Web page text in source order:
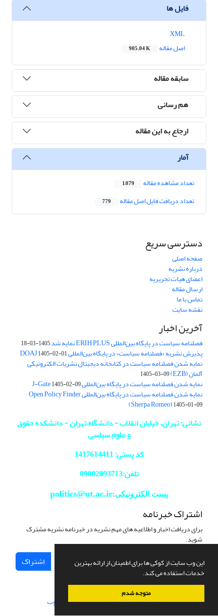
این وب سایت از کوکی ها برای اطمینان از ارائه بهترین
خدمات استفاده می کند.
متوجه شدم
فایل ها
اصل مقاله
905.04 K
سابقه مقاله
هم رسانی
ارجاع به این مقاله
آمار
تعداد مشاهده مقاله 1,079
تعداد دریافت فایل اصل مقاله 779
دسترسی سریع
صفحه اصلی
درباره نشریه
اعضای هیات تحریریه
ارسال مقاله
تماس با ما
نقشه سایت
آخرین اخبار
فصلنامه سیاست در پایگاه بین‌المللی ERIH PLUS نمایه شد 1405-03-18
پذیرش نشریه «فصلنامه سیاست» در پایگاه بین‌المللی DOAJ1405-02-01
نمایه شدن فصلنامه سیاست در کتابخانه دیجیتال نشریات الکترونیکی
آلمان (EZB) 1405-03-09
نمایه شدن فصلنامه سیاست در پایگاه بین‌المللی J-Gate1405-02-09
نمایه شدن فصلنامه سیاست در پایگاه بین‌المللی Open Policy Finder
(Sherpa Romeo)1405-01-09
نشانی: تهران، خیابان انقلاب - دانشگاه تهران - دانشکده حقوق
و علوم سیاسی
کد پستی: 1417614411
تلفن:09002093713
پست الکترونیکی:politics@ut.ac.ir
اشتراک خبرنامه
برای دریافت اخبار و اطلاعیه های مهم نشریه در خبرنامه نشریه مشترک
شوید.
اشتراک
سامانه مدیریت نشریات علمی.طراحی و پیاده سازی از سیناوب